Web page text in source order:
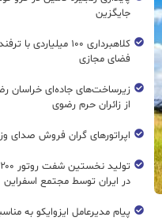
جایگزین
کلاهبرداری ۱۰۰ میلیاردی
فضای مجازی
زیرساخت‌های جاده‌ای خراسان
از زائران حرم رضوی
اپراتورهای گران فروش صدای
در ایران توسط مجتمع اسفراین
پیام مدیرعامل ایزوایکو به